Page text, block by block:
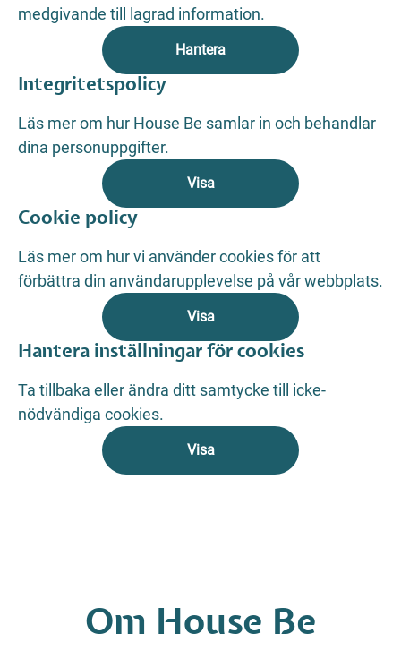
medgivande till lagrad information.
Hantera
Integritetspolicy
Läs mer om hur House Be samlar in och behandlar
dina personuppgifter.
Visa
Cookie policy
Läs mer om hur vi använder cookies för att
förbättra din användarupplevelse på vår webbplats.
Visa
Hantera inställningar för cookies
Ta tillbaka eller ändra ditt samtycke till icke-
nödvändiga cookies.
Visa
Om House Be